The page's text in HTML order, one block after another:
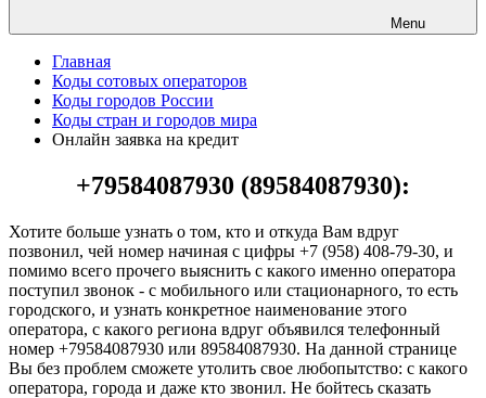
Menu
Главная
Коды сотовых операторов
Коды городов России
Коды стран и городов мира
Онлайн заявка на кредит
+79584087930 (89584087930):
Хотите больше узнать о том, кто и откуда Вам вдруг
позвонил, чей номер начиная с цифры +7 (958) 408-79-30, и
помимо всего прочего выяснить с какого именно оператора
поступил звонок - с мобильного или стационарного, то есть
городского, и узнать конкретное наименование этого
оператора, с какого региона вдруг объявился телефонный
номер +79584087930 или 89584087930. На данной странице
Вы без проблем сможете утолить свое любопытство: с какого
оператора, города и даже кто звонил. Не бойтесь сказать